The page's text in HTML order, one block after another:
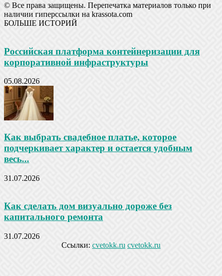
© Все права защищены. Перепечатка материалов только при
наличии гиперссылки на krassota.com
БОЛЬШЕ ИСТОРИЙ
Российская платформа контейнеризации для
корпоративной инфраструктуры
05.08.2026
Как выбрать свадебное платье, которое
подчеркивает характер и остается удобным
весь...
31.07.2026
Как сделать дом визуально дороже без
капитального ремонта
31.07.2026
Ссылки: cvetokk.ru cvetokk.ru